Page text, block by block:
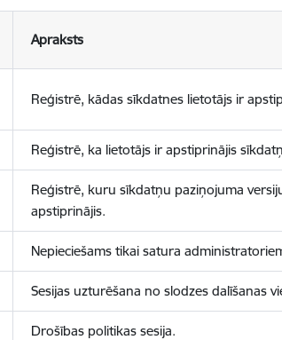
Apraksts
Reģistrē, kādas sīkdatnes lietotājs ir
Reģistrē, ka lietotājs ir apstiprinājis
Reģistrē, kuru sīkdatņu paziņojuma
apstiprinājis.
Nepieciešams tikai satura
Sesijas uzturēšana no slodzes dalīšanas
Drošības politikas sesija.